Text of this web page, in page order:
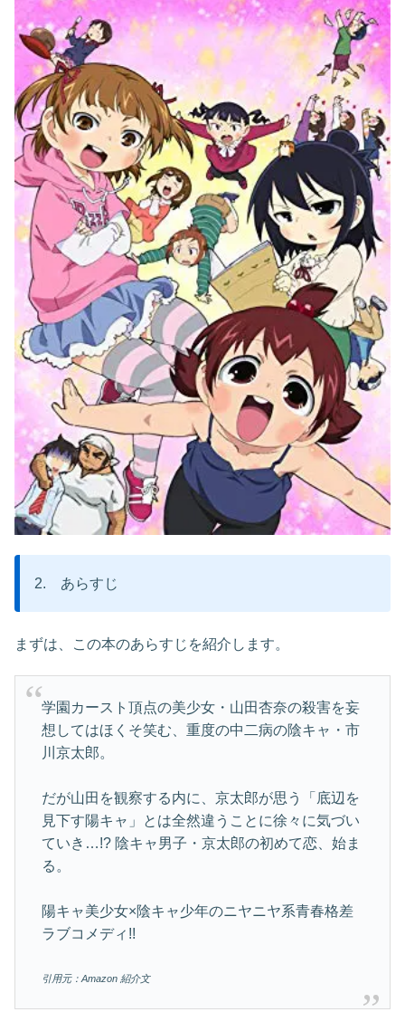
2. あらすじ
まずは、この本のあらすじを紹介します。
学園カースト頂点の美少女・山田杏奈の殺害を妄
想してはほくそ笑む、重度の中二病の陰キャ・市
川京太郎。
だが山田を観察する内に、京太郎が思う「底辺を
見下す陽キャ」とは全然違うことに徐々に気づい
ていき…!? 陰キャ男子・京太郎の初めて恋、始ま
る。
陽キャ美少女×陰キャ少年のニヤニヤ系青春格差
ラブコメディ!!
引用元：Amazon 紹介文